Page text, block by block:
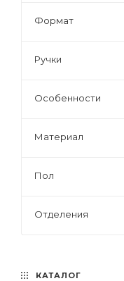
Формат
Ручки
Особенности
Материал
Пол
Отделения
КАТАЛОГ